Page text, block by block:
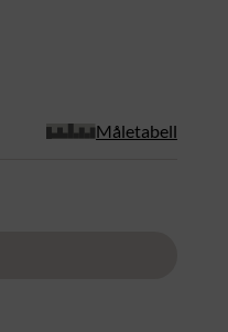
Måletabell